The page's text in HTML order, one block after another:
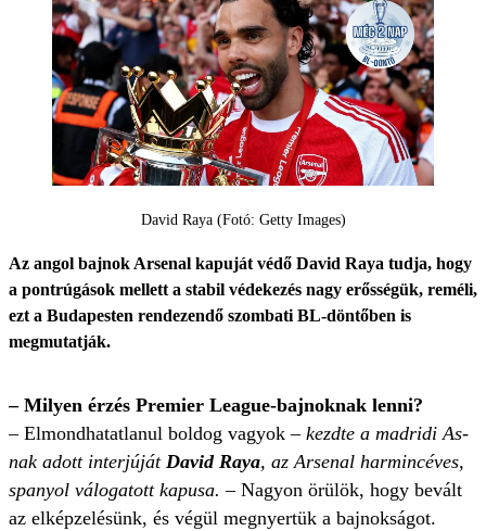
David Raya (Fotó: Getty Images)
Az angol bajnok Arsenal kapuját védő David Raya tudja, hogy
a pontrúgások mellett a stabil védekezés nagy erősségük, reméli,
ezt a Budapesten rendezendő szombati BL-döntőben is
megmutatják.
– Milyen érzés Premier League-bajnoknak lenni?
– Elmondhatatlanul boldog vagyok – kezdte a madridi As-
nak adott interjúját David Raya, az Arsenal harmincéves,
spanyol válogatott kapusa. – Nagyon örülök, hogy bevált
az elképzelésünk, és végül megnyertük a bajnokságot.